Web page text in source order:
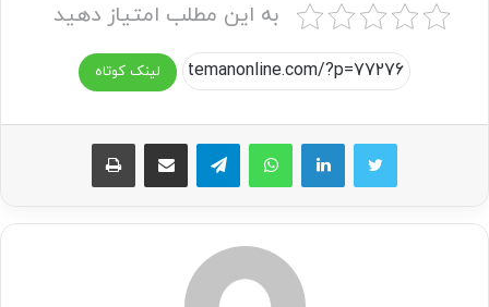
به این مطلب امتیاز دهید
لینک کوتاه
واتس آپ تلگرام اشتراک گذاری از طریق ایمیل چاپ